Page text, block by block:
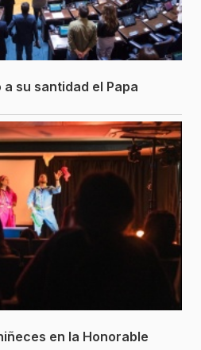
su santidad el Papa
en la Honorable